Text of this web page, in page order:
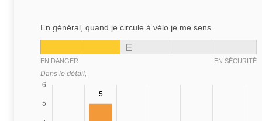
En général, quand je circule à vélo je me sens
E
EN DANGER EN SÉCURITÉ
Dans le détail,